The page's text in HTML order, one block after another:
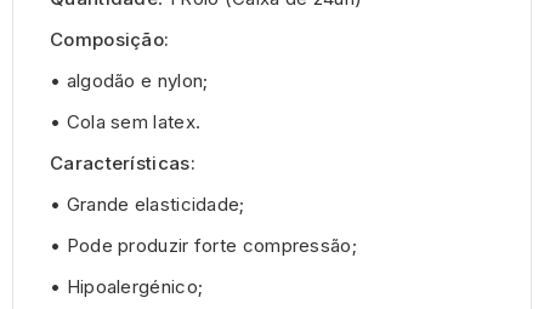
Composição:
• algodão e nylon;
• Cola sem latex.
Características:
• Grande elasticidade;
• Pode produzir forte compressão;
• Hipoalergénico;